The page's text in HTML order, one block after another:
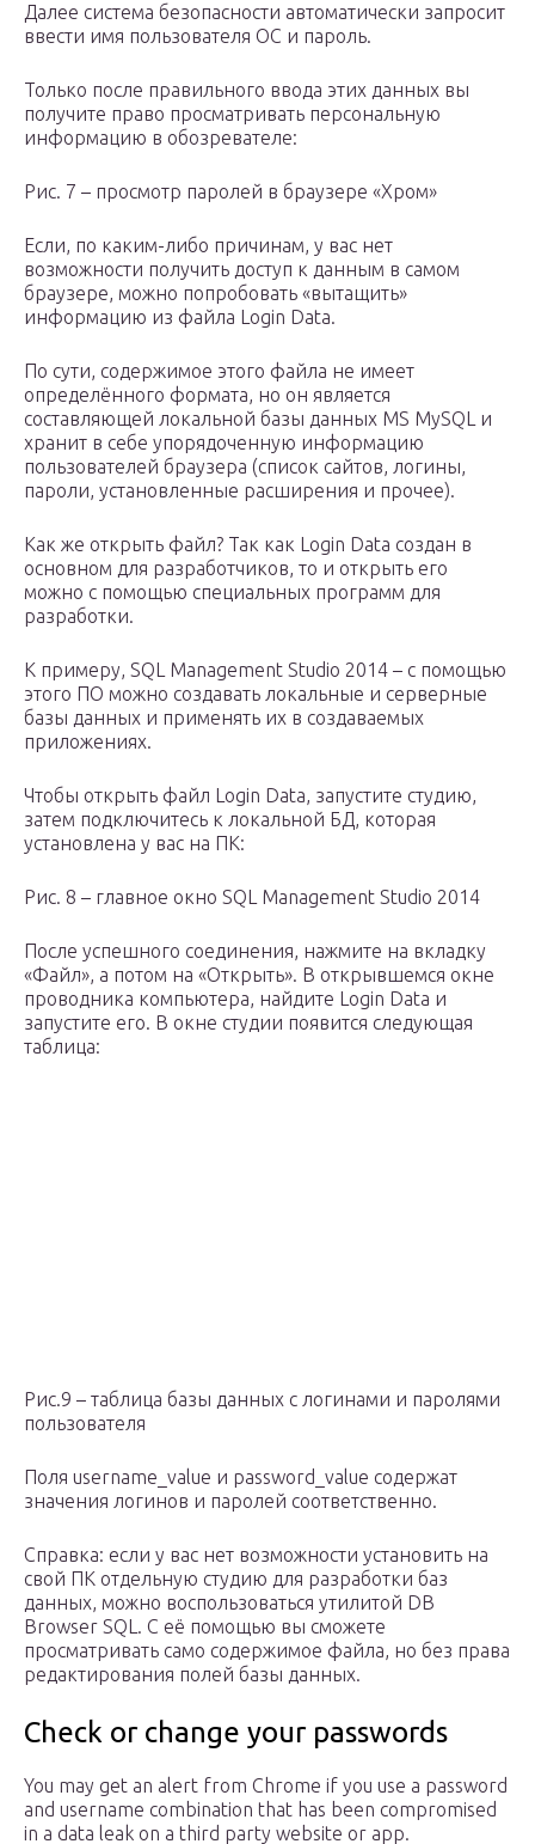
Далее система безопасности автоматически запросит
ввести имя пользователя ОС и пароль.
Только после правильного ввода этих данных вы
получите право просматривать персональную
информацию в обозревателе:
Рис. 7 – просмотр паролей в браузере «Хром»
Если, по каким-либо причинам, у вас нет
возможности получить доступ к данным в самом
браузере, можно попробовать «вытащить»
информацию из файла Login Data.
По сути, содержимое этого файла не имеет
определённого формата, но он является
составляющей локальной базы данных MS MySQL и
хранит в себе упорядоченную информацию
пользователей браузера (список сайтов, логины,
пароли, установленные расширения и прочее).
Как же открыть файл? Так как Login Data создан в
основном для разработчиков, то и открыть его
можно с помощью специальных программ для
разработки.
К примеру, SQL Management Studio 2014 – с помощью
этого ПО можно создавать локальные и серверные
базы данных и применять их в создаваемых
приложениях.
Чтобы открыть файл Login Data, запустите студию,
затем подключитесь к локальной БД, которая
установлена у вас на ПК:
Рис. 8 – главное окно SQL Management Studio 2014
После успешного соединения, нажмите на вкладку
«Файл», а потом на «Открыть». В открывшемся окне
проводника компьютера, найдите Login Data и
запустите его. В окне студии появится следующая
таблица:
Рис.9 – таблица базы данных с логинами и паролями
пользователя
Поля username_value и password_value содержат
значения логинов и паролей соответственно.
Справка: если у вас нет возможности установить на
свой ПК отдельную студию для разработки баз
данных, можно воспользоваться утилитой DB
Browser SQL. С её помощью вы сможете
просматривать само содержимое файла, но без права
редактирования полей базы данных.
Check or change your passwords
You may get an alert from Chrome if you use a password
and username combination that has been compromised
in a data leak on a third party website or app.